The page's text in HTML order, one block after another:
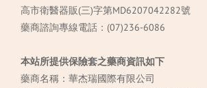
高市衛醫器販(三)字第MD6207042282號
藥商諮詢專線電話：(07)236-6086
本站所提供保險套之藥商資訊如下
藥商名稱：華杰瑞國際有限公司